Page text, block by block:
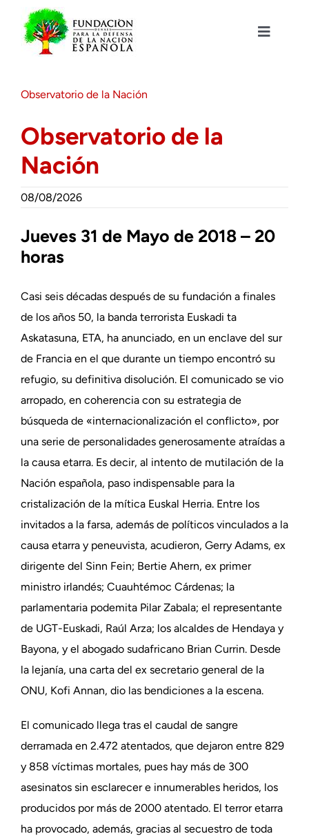
contenido
Toggle
Actualidad
Actividades
Colabora
Observatorio de la Nación
Observatorio de la
Nación
08/08/2026
Jueves 31 de Mayo de 2018 – 20
horas
Casi seis décadas después de su fundación a finales
de los años 50, la banda terrorista Euskadi ta
Askatasuna, ETA, ha anunciado, en un enclave del sur
de Francia en el que durante un tiempo encontró su
refugio, su definitiva disolución. El comunicado se vio
arropado, en coherencia con su estrategia de
búsqueda de «internacionalización el conflicto», por
una serie de personalidades generosamente atraídas a
la causa etarra. Es decir, al intento de mutilación de la
Nación española, paso indispensable para la
cristalización de la mítica Euskal Herria. Entre los
invitados a la farsa, además de políticos vinculados a la
causa etarra y peneuvista, acudieron, Gerry Adams, ex
dirigente del Sinn Fein; Bertie Ahern, ex primer
ministro irlandés; Cuauhtémoc Cárdenas; la
parlamentaria podemita Pilar Zabala; el representante
de UGT-Euskadi, Raúl Arza; los alcaldes de Hendaya y
Bayona, y el abogado sudafricano Brian Currin. Desde
la lejanía, una carta del ex secretario general de la
ONU, Kofi Annan, dio las bendiciones a la escena.
El comunicado llega tras el caudal de sangre
derramada en 2.472 atentados, que dejaron entre 829
y 858 víctimas mortales, pues hay más de 300
asesinatos sin esclarecer e innumerables heridos, los
producidos por más de 2000 atentado. El terror etarra
ha provocado, además, gracias al secuestro de toda